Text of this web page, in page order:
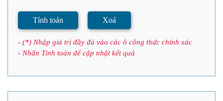
Tính toán Xoá
- (*) Nhập giá trị đầy đủ vào các ô công thức chính xác
- Nhấn Tính toán để cập nhật kết quả